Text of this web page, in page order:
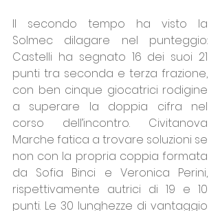
Il secondo tempo ha visto la
Solmec dilagare nel punteggio:
Castelli ha segnato 16 dei suoi 21
punti tra seconda e terza frazione,
con ben cinque giocatrici rodigine
a superare la doppia cifra nel
corso dell’incontro. Civitanova
Marche fatica a trovare soluzioni se
non con la propria coppia formata
da Sofia Binci e Veronica Perini,
rispettivamente autrici di 19 e 10
punti. Le 30 lunghezze di vantaggio